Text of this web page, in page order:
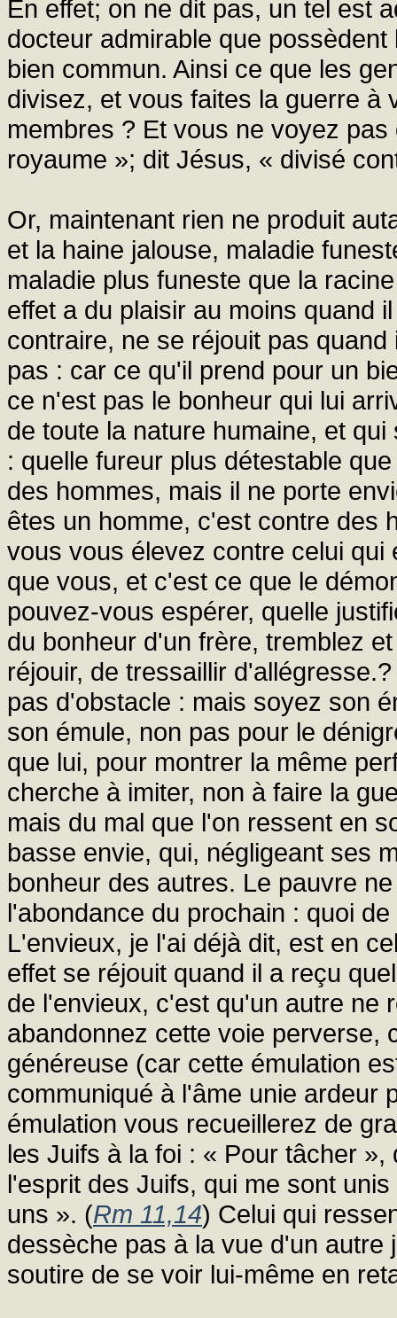
En effet; on ne dit pas, un tel est
docteur admirable que
bien commun. Ainsi ce que les
divisez, et vous faites la guerre
membres ? Et vous ne voyez
royaume »; dit Jésus, « divisé
Or, maintenant rien ne produit
et la haine jalouse, maladie
maladie plus funeste que la
effet a du plaisir au moins quand
contraire, ne se réjouit pas
pas : car ce qu'il prend pour un
ce n'est pas le bonheur qui lui
de toute la nature humaine, et
: quelle fureur plus détestable
des hommes, mais il ne porte
êtes un homme, c'est contre des
vous vous élevez contre celui
que vous, et c'est ce que le
pouvez-vous espérer, quelle
du bonheur d'un frère, tremblez
réjouir, de tressaillir
pas d'obstacle : mais soyez son
son émule, non pas pour le
que lui, pour montrer la même
cherche à imiter, non à faire la
mais du mal que l'on ressent en
basse envie, qui, négligeant ses
bonheur des autres. Le pauvre
l'abondance du prochain : quoi
L'envieux, je l'ai déjà dit, est en
effet se réjouit quand il a reçu
de l'envieux, c'est qu'un autre ne
abandonnez cette voie perverse,
généreuse (car cette émulation
communiqué à l'âme unie ardeur
émulation vous recueillerez de
les Juifs à la foi : « Pour tâcher
l'esprit des Juifs, qui me sont
uns ». (Rm 11,14) Celui qui
dessèche pas à la vue d'un
soutire de se voir lui-même en